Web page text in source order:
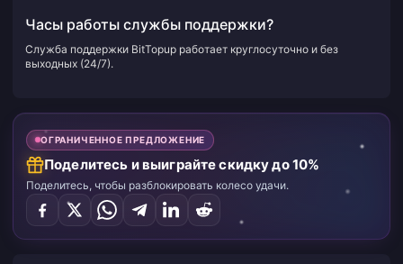
Часы работы службы поддержки?
Служба поддержки BitTopup работает круглосуточно и без
выходных (24/7).
ОГРАНИЧЕННОЕ ПРЕДЛОЖЕНИЕ
Поделитесь и выиграйте скидку до 10%
Поделитесь, чтобы разблокировать колесо удачи.